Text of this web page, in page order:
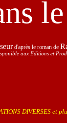
d'après le roman de
aux Editions et
DIVERSES et